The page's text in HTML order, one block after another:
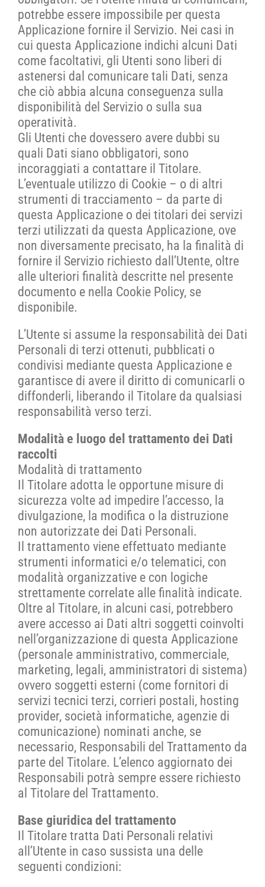
potrebbe essere impossibile per questa
Applicazione fornire il Servizio. Nei casi in
cui questa Applicazione indichi alcuni Dati
come facoltativi, gli Utenti sono liberi di
astenersi dal comunicare tali Dati, senza
che ciò abbia alcuna conseguenza sulla
disponibilità del Servizio o sulla sua
operatività.
Gli Utenti che dovessero avere dubbi su
quali Dati siano obbligatori, sono
incoraggiati a contattare il Titolare.
L’eventuale utilizzo di Cookie – o di altri
strumenti di tracciamento – da parte di
questa Applicazione o dei titolari dei servizi
terzi utilizzati da questa Applicazione, ove
non diversamente precisato, ha la finalità di
fornire il Servizio richiesto dall’Utente, oltre
alle ulteriori finalità descritte nel presente
documento e nella Cookie Policy, se
disponibile.
L’Utente si assume la responsabilità dei Dati
Personali di terzi ottenuti, pubblicati o
condivisi mediante questa Applicazione e
garantisce di avere il diritto di comunicarli o
diffonderli, liberando il Titolare da qualsiasi
responsabilità verso terzi.
Modalità e luogo del trattamento dei Dati
raccolti
Modalità di trattamento
Il Titolare adotta le opportune misure di
sicurezza volte ad impedire l’accesso, la
divulgazione, la modifica o la distruzione
non autorizzate dei Dati Personali.
Il trattamento viene effettuato mediante
strumenti informatici e/o telematici, con
modalità organizzative e con logiche
strettamente correlate alle finalità indicate.
Oltre al Titolare, in alcuni casi, potrebbero
avere accesso ai Dati altri soggetti coinvolti
nell’organizzazione di questa Applicazione
(personale amministrativo, commerciale,
marketing, legali, amministratori di sistema)
ovvero soggetti esterni (come fornitori di
servizi tecnici terzi, corrieri postali, hosting
provider, società informatiche, agenzie di
comunicazione) nominati anche, se
necessario, Responsabili del Trattamento da
parte del Titolare. L’elenco aggiornato dei
Responsabili potrà sempre essere richiesto
al Titolare del Trattamento.
Base giuridica del trattamento
Il Titolare tratta Dati Personali relativi
all’Utente in caso sussista una delle
seguenti condizioni: